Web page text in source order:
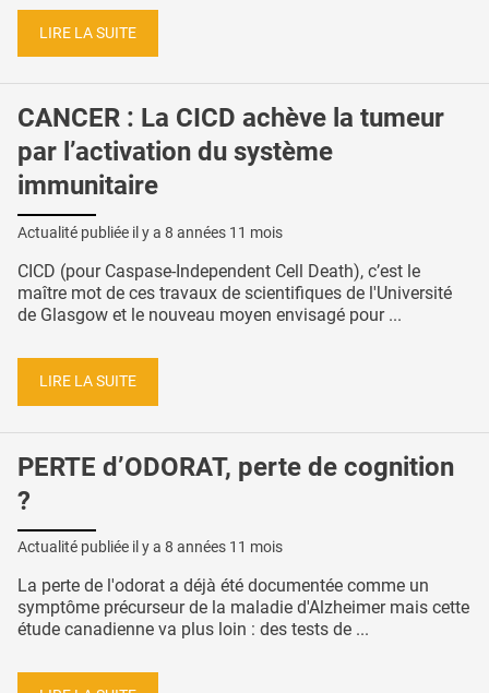
LIRE LA SUITE
CANCER : La CICD achève la tumeur
par l’activation du système
immunitaire
Actualité publiée il y a 8 années 11 mois
CICD (pour Caspase-Independent Cell Death), c’est le
maître mot de ces travaux de scientifiques de l'Université
de Glasgow et le nouveau moyen envisagé pour ...
LIRE LA SUITE
PERTE d’ODORAT, perte de cognition
?
Actualité publiée il y a 8 années 11 mois
La perte de l'odorat a déjà été documentée comme un
symptôme précurseur de la maladie d'Alzheimer mais cette
étude canadienne va plus loin : des tests de ...